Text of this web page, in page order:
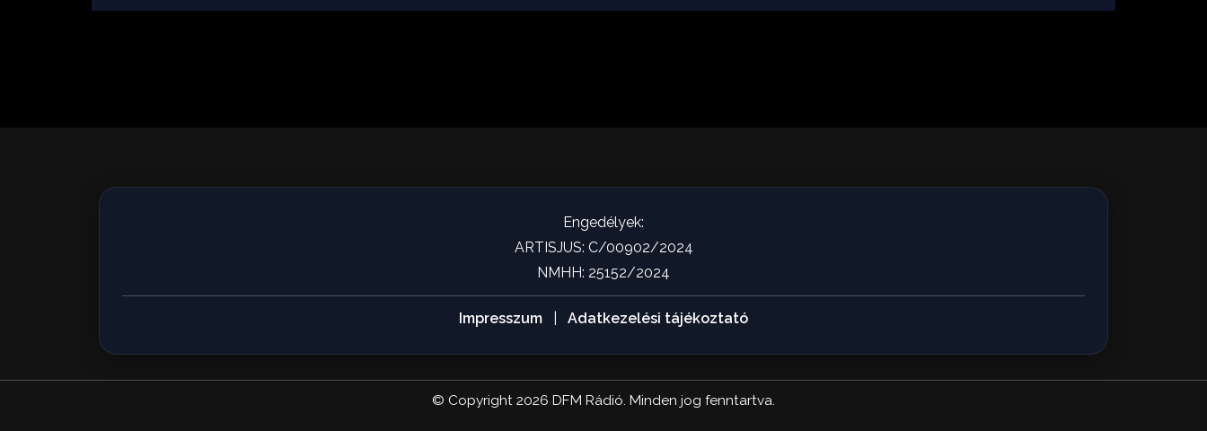
Engedélyek:
ARTISJUS: C/00902/2024
NMHH: 25152/2024
Impresszum Adatkezelési tájékoztató
© Copyright 2026 DFM Rádió. Minden jog fenntartva.